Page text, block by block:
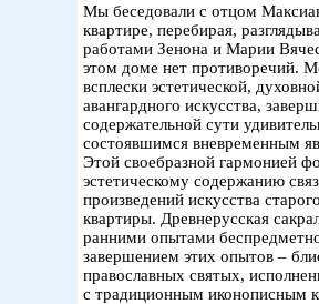
Мы беседовали с отцом
квартире, перебирая,
работами Зенона и Марии
этом доме нет противоречий.
всплески эстетической,
авангардного искусства,
содержательной сути
состоявшимся вневременным
Этой своебразной гармонией
эстетическому содержанию
произведений искусства
квартиры. Древнерусская
ранними опытами
завершением этих опытов –
православных святых,
с традиционным иконописным